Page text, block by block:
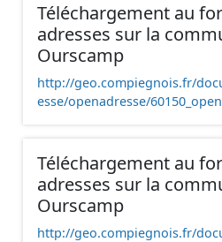
Téléchargement au
adresses sur la
Ourscamp
http://geo.compiegnois.fr/
esse/openadresse/
Téléchargement au
adresses sur la
Ourscamp
http://geo.compiegnois.fr/